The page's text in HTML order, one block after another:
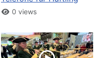
0 views